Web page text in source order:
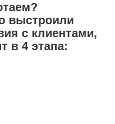
выстроили
с клиентами,
в 4 этапа: